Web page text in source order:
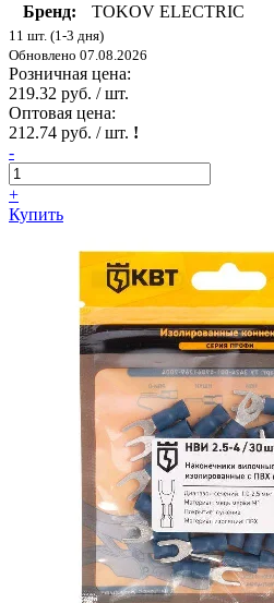
Бренд:
TOKOV ELECTRIC
11 шт. (1-3 дня)
Обновлено 07.08.2026
Розничная цена:
219.32 руб. / шт.
Оптовая цена:
212.74 руб. / шт. !
-
+
Купить